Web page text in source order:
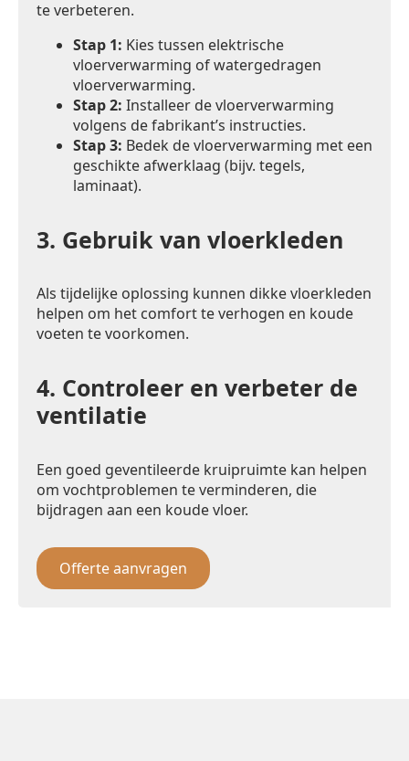
te verbeteren.
Stap 1: Kies tussen elektrische
vloerverwarming of watergedragen
vloerverwarming.
Stap 2: Installeer de vloerverwarming
volgens de fabrikant’s instructies.
Stap 3: Bedek de vloerverwarming met een
geschikte afwerklaag (bijv. tegels,
laminaat).
3. Gebruik van vloerkleden
Als tijdelijke oplossing kunnen dikke vloerkleden
helpen om het comfort te verhogen en koude
voeten te voorkomen.
4. Controleer en verbeter de
ventilatie
Een goed geventileerde kruipruimte kan helpen
om vochtproblemen te verminderen, die
bijdragen aan een koude vloer.
Offerte aanvragen